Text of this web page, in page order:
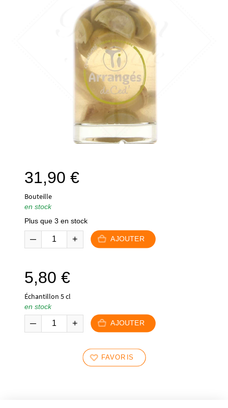
31,90 €
Bouteille
en stock
Plus que 3 en stock
AJOUTER
5,80 €
Échantillon 5 cl
en stock
AJOUTER
FAVORIS